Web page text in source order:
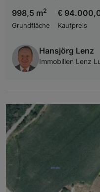
998,5 m2
Grundfläche
€
Kaufpreis
Hansjörg Lenz
Immobilien Lenz